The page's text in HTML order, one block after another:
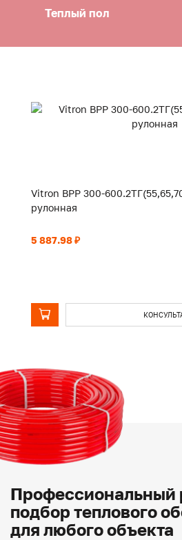
Теплый пол
Vitron ВРР 300-
рулонная
5 887.98 ₽
Профессиональный
подбор теплового
для любого объекта